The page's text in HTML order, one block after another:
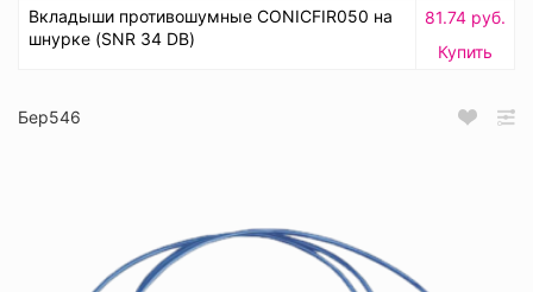
Вкладыши противошумные CONICFIR050 на
шнурке (SNR 34 DB)
81.74 руб.
Купить
Бер546